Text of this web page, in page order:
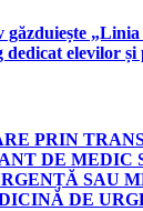
găzduiește
dedicat elevilor
PRIN
DE MEDIC
SAU
DE